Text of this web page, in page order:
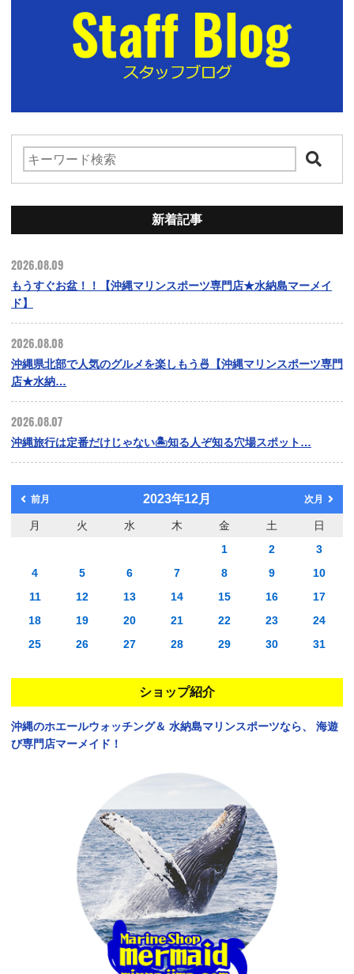
新着記事
2026.08.09
もうすぐお盆！！【沖縄マリンスポーツ専門店★水納島マーメイ
ド】
2026.08.08
沖縄県北部で人気のグルメを楽しもう🍜【沖縄マリンスポーツ専門
店★水納…
2026.08.07
沖縄旅行は定番だけじゃない🏝️知る人ぞ知る穴場スポット…
前月 2023年12月 次月
月 火 水 木 金 土
日
1
2
3
4
5 6 7 8 9
10
11
12 13 14 15 16
17
18
19 20 21 22 23
24
25
26 27 28 29 30 31
ショップ紹介
沖縄のホエールウォッチング＆ 水納島マリンスポーツなら、
海遊
び専門店マーメイド！